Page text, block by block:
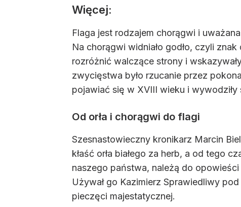
Więcej:
Flaga jest rodzajem chorągwi i
Na chorągwi widniało godło, czyli
rozróżnić walczące strony i
zwycięstwa było rzucanie przez
pojawiać się w XVIII wieku i
Od orła i chorągwi do flagi
Szesnastowieczny kronikarz Marcin
kłaść orła białego za herb, a od tego
naszego państwa, należą do
Używał go Kazimierz Sprawiedliwy
pieczęci majestatycznej.